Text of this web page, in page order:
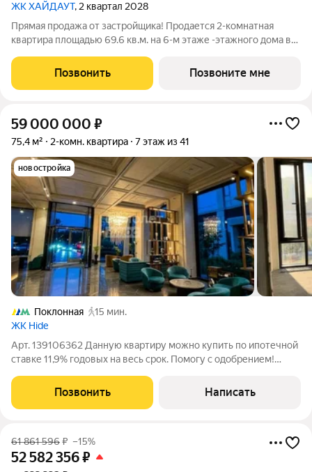
ЖК ХАЙДАУТ, 2 квартал 2028
Прямая продажа от застройщика! Продается 2-комнатная
квартира площадью 69.6 кв.м. на 6-м этаже -этажного дома в
Победы, Долина реки Сетунь, МГУ, Москва-Сити, Воробьевы
горы. Высота потолков 3,25 м.
Позвонить Позвоните мне
59 000 000 ₽
75,4 м² 2-комн. квартира 7 этаж из 41
новостройка
Поклонная
15 мин.
ЖК Hide
Арт. 139106362 Данную квартиру можно купить по ипотечной
ставке 11,9% годовых на весь срок. Помогу с одобрением!
«Hide» с видом на деловой центр «Москва-Сити» и другие
знаковые объекты. ПЛОЩАДЬ:
Позвонить Написать
61 861 596₽ –15%
52 582 356₽